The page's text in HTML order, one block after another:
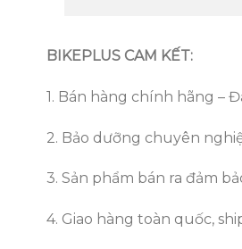
BIKEPLUS CAM KẾT:
1. Bán hàng chính hãng –
2. Bảo dưỡng chuyên
3. Sản phẩm bán ra đảm
4. Giao hàng toàn quốc,